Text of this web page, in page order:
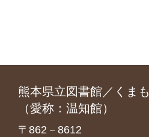
熊本県立図書館／くま
（愛称：温知館）
〒862－8612